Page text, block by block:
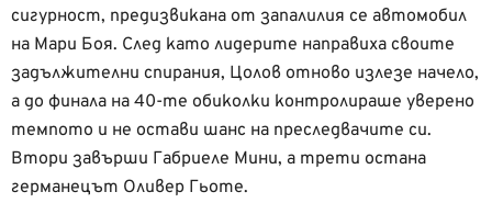
сигурност, предизвикана от запалилия се автомобил
на Мари Боя. След като лидерите направиха своите
задължителни спирания, Цолов отново излезе начело,
а до финала на 40-те обиколки контролираше уверено
темпото и не остави шанс на преследвачите си.
Втори завърши Габриеле Мини, а трети остана
германецът Оливер Гьоте.